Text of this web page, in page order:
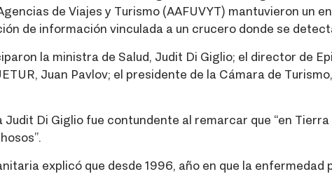
de Viajes y Turismo (AAFUVYT) mantuvieron un
de información vinculada a un crucero donde se
la ministra de Salud, Judit Di Giglio; el director de
Juan Pavlov; el presidente de la Cámara de
Judit Di Giglio fue contundente al remarcar que “en
explicó que desde 1996, año en que la